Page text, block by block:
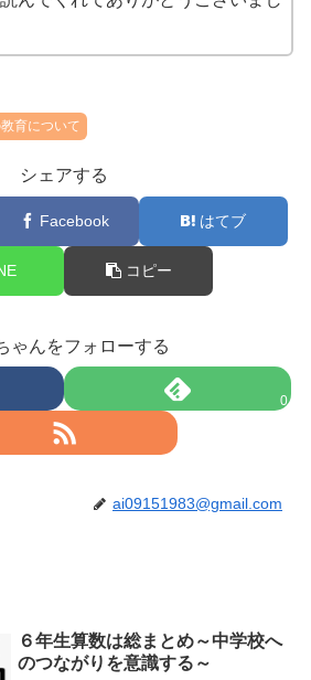
育について
シェアする
Facebook はてブ
コピー
ゃんをフォローする
0
ai09151983@gmail.com
６年生算数は総まとめ～中学校へ
のつながりを意識する～